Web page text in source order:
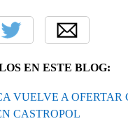
EN ESTE BLOG:
VUELVE A OFERTAR
CASTROPOL